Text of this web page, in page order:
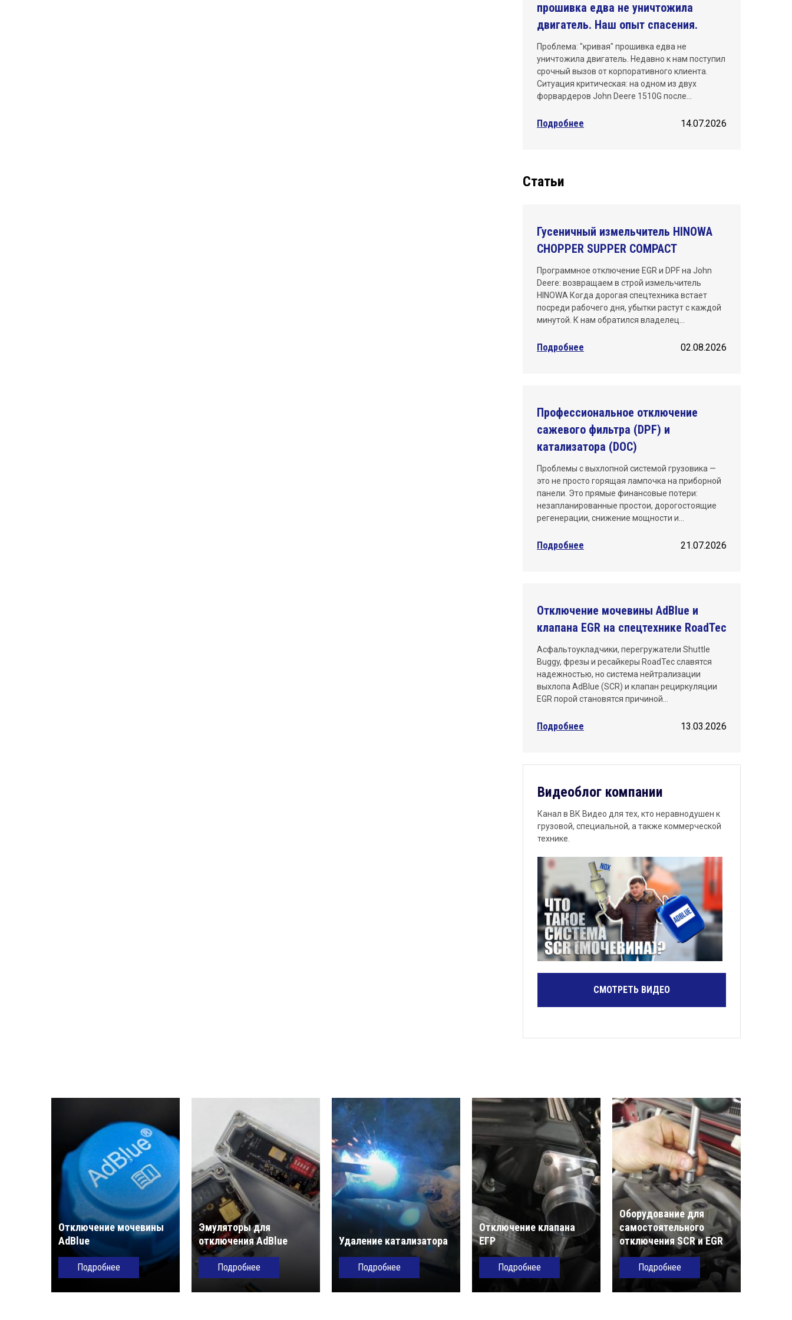
прошивка едва не уничтожила
двигатель. Наш опыт спасения.
Проблема: "кривая" прошивка едва не
уничтожила двигатель. Недавно к нам поступил
срочный вызов от корпоративного клиента.
Ситуация критическая: на одном из двух
форвардеров John Deere 1510G после…
Подробнее 14.07.2026
Статьи
Гусеничный измельчитель HINOWA
CHOPPER SUPPER COMPACT
Программное отключение EGR и DPF на John
Deere: возвращаем в строй измельчитель
HINOWA Когда дорогая спецтехника встает
посреди рабочего дня, убытки растут с каждой
минутой. К нам обратился владелец…
02.08.2026
Подробнее
Профессиональное отключение
сажевого фильтра (DPF) и
катализатора (DOC)
Проблемы с выхлопной системой грузовика —
это не просто горящая лампочка на приборной
панели. Это прямые финансовые потери:
незапланированные простои, дорогостоящие
регенерации, снижение мощности и…
21.07.2026
Подробнее
Отключение мочевины AdBlue и
клапана EGR на спецтехнике RoadTec
Асфальтоукладчики, перегружатели Shuttle
Buggy, фрезы и ресайкеры RoadTec славятся
надежностью, но система нейтрализации
выхлопа AdBlue (SCR) и клапан рециркуляции
EGR порой становятся причиной…
13.03.2026
Подробнее
Видеоблог компании
Канал в ВК Видео для тех, кто неравнодушен к
грузовой, специальной, а также коммерческой
технике.
СМОТРЕТЬ ВИДЕО
Отключение мочевины
AdBlue
Подробнее
Эмуляторы для
отключения AdBlue
Подробнее
Удаление катализатора
Подробнее
Отключение клапана
ЕГР
Подробнее
Оборудование для
самостоятельного
отключения SCR и EGR
Подробнее